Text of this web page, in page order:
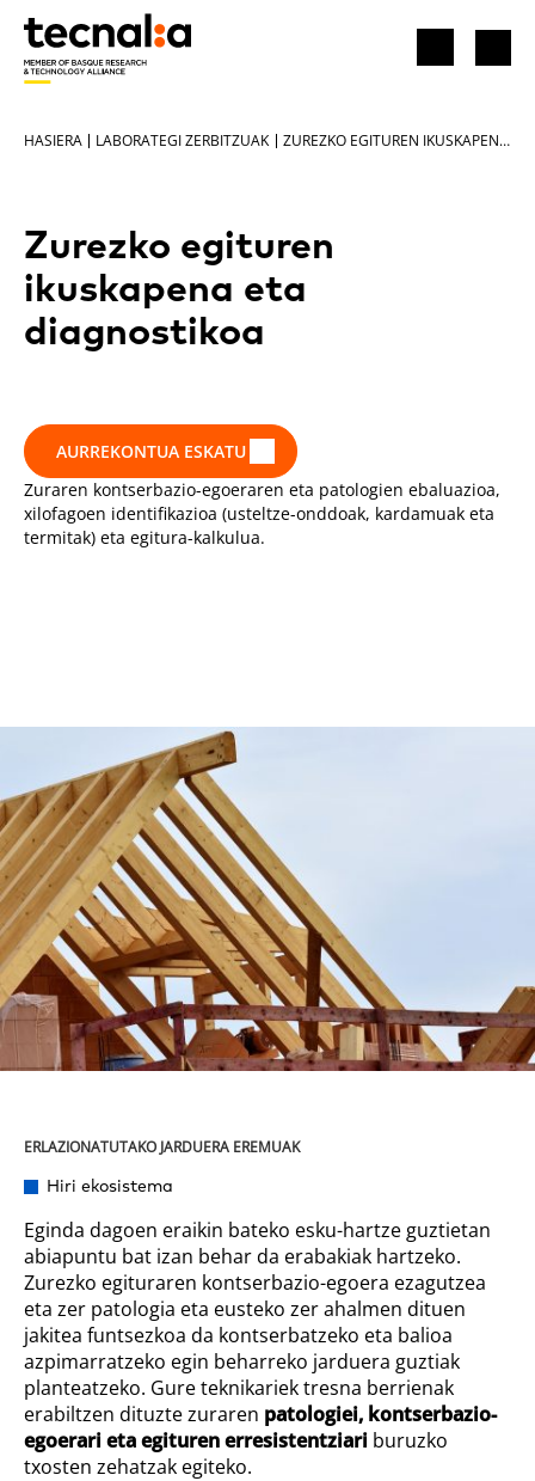
HASIERA LABORATEGI ZERBITZUAK ZUREZKO EGITUREN IKUSKAPENA ETA DIAGNOSTIKOA
Zurezko egituren
ikuskapena eta
diagnostikoa
AURREKONTUA ESKATU
Zuraren kontserbazio-egoeraren eta patologien ebaluazioa,
xilofagoen identifikazioa (usteltze-onddoak, kardamuak eta
termitak) eta egitura-kalkulua.
ERLAZIONATUTAKO JARDUERA EREMUAK
Hiri ekosistema
Eginda dagoen eraikin bateko esku-hartze guztietan
abiapuntu bat izan behar da erabakiak hartzeko.
Zurezko egituraren kontserbazio-egoera ezagutzea
eta zer patologia eta eusteko zer ahalmen dituen
jakitea funtsezkoa da kontserbatzeko eta balioa
azpimarratzeko egin beharreko jarduera guztiak
planteatzeko. Gure teknikariek tresna berrienak
erabiltzen dituzte zuraren patologiei, kontserbazio-
egoerari eta egituren erresistentziari buruzko
txosten zehatzak egiteko.